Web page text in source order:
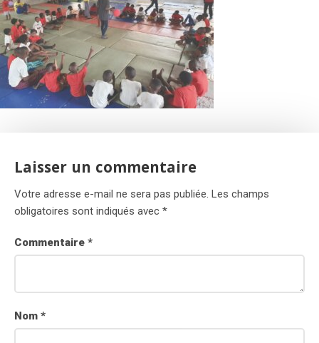
Laisser un commentaire
Votre adresse e-mail ne sera pas publiée. Les champs
obligatoires sont indiqués avec *
Commentaire *
Nom *